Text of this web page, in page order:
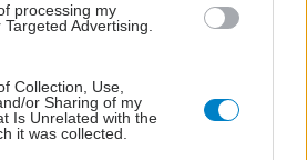
processing my
Advertising.
Collection, Use,
or Sharing of my
Is Unrelated with the
it was collected.